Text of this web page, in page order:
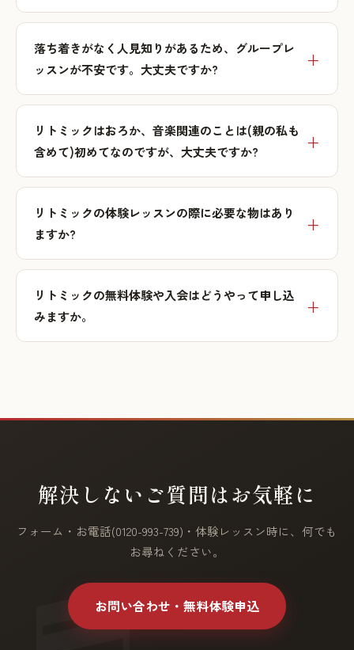
落ち着きがなく人見知りがあるため、グループレ
ッスンが不安です。大丈夫ですか?
リトミックはおろか、音楽関連のことは(親の私も
含めて)初めてなのですが、大丈夫ですか?
リトミックの体験レッスンの際に必要な物はあり
ますか?
リトミックの無料体験や入会はどうやって申し込
みますか。
解決しないご質問はお気軽に
フォーム・お電話(0120-993-739)・体験レッスン時に、何でも
お尋ねください。
お問い合わせ・無料体験申込